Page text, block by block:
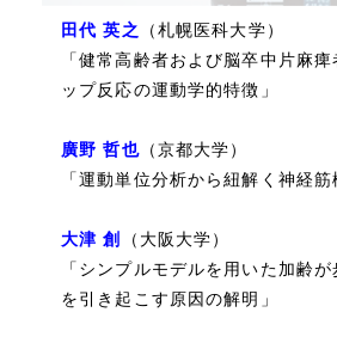
田代 英之
（札幌医科大学）
「健常高齢者および脳卒中片麻
ップ反応の運動学的特徴」
廣野 哲也（京都大学）
「運動単位分析から紐解く神経筋
大津 創
（大阪大学）
「シンプルモデルを用いた加齢
を引き起こす原因の解明」